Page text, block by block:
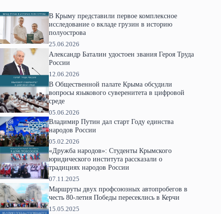
В Крыму представили первое комплексное
исследование о вкладе грузин в историю
полуострова
25.06.2026
Александр Баталин удостоен звания Героя Труда
России
12.06.2026
В Общественной палате Крыма обсудили
вопросы языкового суверенитета в цифровой
среде
05.06.2026
Владимир Путин дал старт Году единства
народов России
05.02.2026
«Дружба народов»: Студенты Крымского
юридического института рассказали о
традициях народов России
07.11.2025
Маршруты двух профсоюзных автопробегов в
честь 80-летия Победы пересеклись в Керчи
15.05.2025